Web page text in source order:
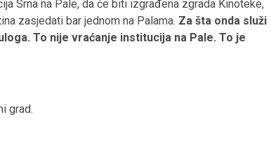
Srna na Pale, da će biti izgrađena zgrada Kinoteke,
zasjedati bar jednom na Palama. Za šta onda služi
To nije vraćanje institucija na Pale. To je
grad.